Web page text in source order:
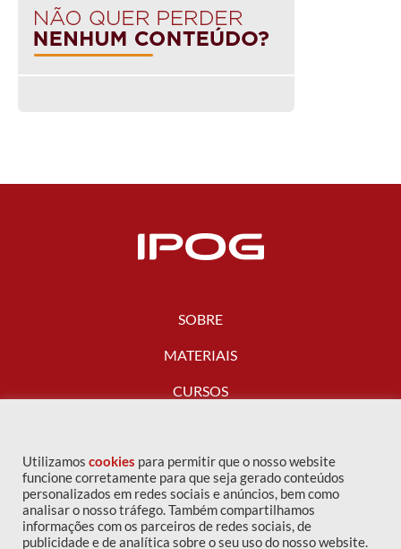
SOBRE
MATERIAIS
CURSOS
FALE CONOSCO
Utilizamos cookies para permitir que o nosso website
funcione corretamente para que seja gerado conteúdos
personalizados em redes sociais e anúncios, bem como
analisar o nosso tráfego. Também compartilhamos
informações com os parceiros de redes sociais, de
publicidade e de analítica sobre o seu uso do nosso website.